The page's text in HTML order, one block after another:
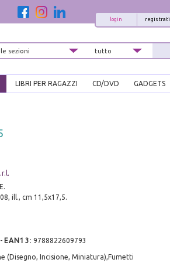
registrati
login
LIBRI PER RAGAZZI CD/DVD GADGETS
ill., cm 11,5x17,5.
EAN13 : 9788822609793
(Disegno, Incisione, Miniatura),Fumetti